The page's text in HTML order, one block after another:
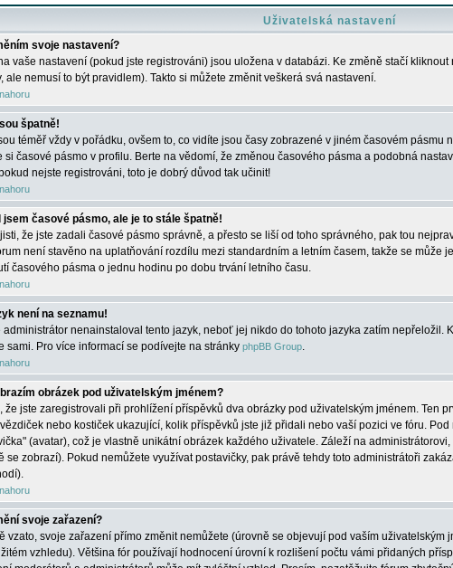
Uživatelská nastavení
svoje nastavení?
vaše nastavení (pokud jste registrováni) jsou uložena v databázi. Ke změně stačí kliknout
ale nemusí to být pravidlem). Takto si můžete změnit veškerá svá nastavení.
špatně!
téměř vždy v pořádku, ovšem to, co vidíte jsou časy zobrazené v jiném časovém pásmu
si časové pásmo v profilu. Berte na vědomí, že změnou časového pásma a podobná
nejste registrováni, toto je dobrý důvod tak učinit!
jsem časové pásmo, ale je to stále špatně!
že jste zadali časové pásmo správně, a přesto se liší od toho správného, pak tou
není stavěno na uplatňování rozdílu mezi standardním a letním časem, takže se může
časového pásma o jednu hodinu po dobu trvání letního času.
není na seznamu!
administrátor nenainstaloval tento jazyk, neboť jej nikdo do tohoto jazyka zatím nepřeložil.
sami. Pro více informací se podívejte na stránky phpBB Group.
obrázek pod uživatelským jménem?
že jste zaregistrovali při prohlížení příspěvků dva obrázky pod uživatelským jménem. Ten
nebo kostiček ukazující, kolik příspěvků jste již přidali nebo vaší pozici ve fóru.
(avatar), což je vlastně unikátní obrázek každého uživatele. Záleží na
se zobrazí). Pokud nemůžete využívat postavičky, pak právě tehdy toto administrátoři
svoje zařazení?
vzato, svoje zařazení přímo změnit nemůžete (úrovně se objevují pod vaším uživatelským
vzhledu). Většina fór používají hodnocení úrovní k rozlišení počtu vámi přidaných